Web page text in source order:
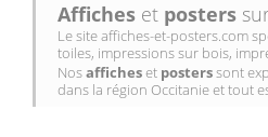
Affiches et posters
Le site affiches-et-posters.com
toiles, impressions sur bois,
Nosafficheset posterssont
dans la région Occitanie et tout